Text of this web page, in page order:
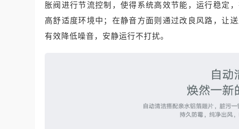
胀阀进行节流控制，使得系统高效节能，运行稳定
高舒适度环境中；在静音方面则通过改良风路，让
有效降低噪音，安静运行不打扰。